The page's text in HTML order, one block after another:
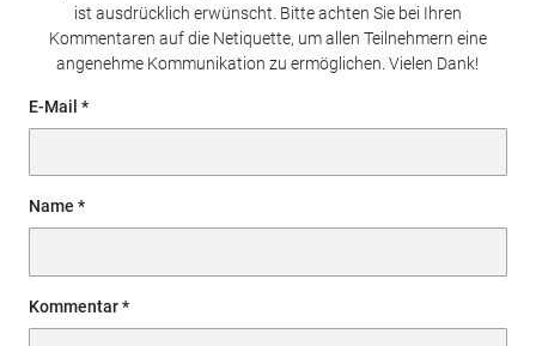
ist ausdrücklich erwünscht. Bitte achten Sie bei Ihren
Kommentaren auf die Netiquette, um allen Teilnehmern eine
angenehme Kommunikation zu ermöglichen. Vielen Dank!
E-Mail
Name
Kommentar